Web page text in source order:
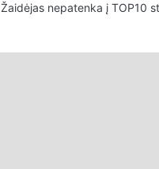
Žaidėjas nepatenka į TOP10